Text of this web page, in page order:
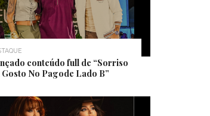
conteúdo full de “Sorriso
Gosto No Pagode Lado B”